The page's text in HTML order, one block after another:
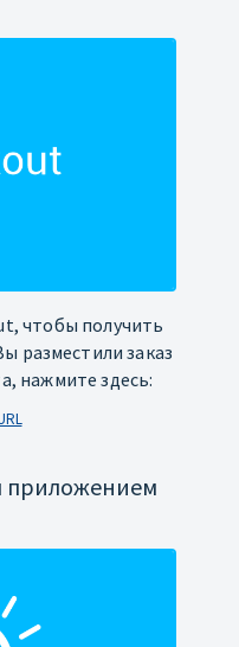
чтобы получить
разместили заказ
нажмите здесь:
приложением